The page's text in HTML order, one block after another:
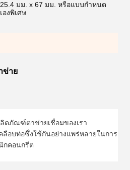
25.4 มม. x 67 มม. หรือแบบกำหนด
เองพิเศษ
ข่าย
ตภัณฑ์ตาข่ายเชื่อมของเรา
ลือบท่อซึ่งใช้กันอย่างแพร่หลายในการ
กคอนกรีต